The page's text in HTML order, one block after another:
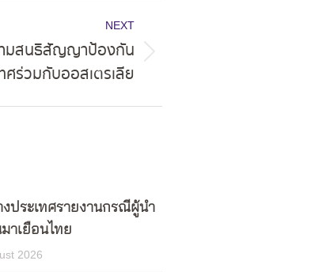
NEXT
มสนธิสัญญาป้องกัน
ศร่วมกับออสเตรเลีย
งประเทศรายงานกรณีผู้นำ
าเยือนไทย
2026